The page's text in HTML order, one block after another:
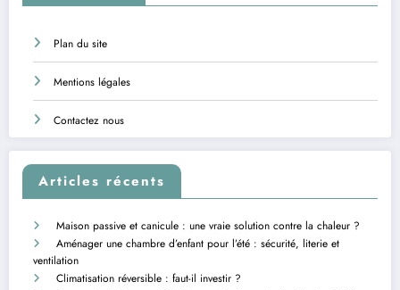
Plan du site
Mentions légales
Contactez nous
Articles récents
Maison passive et canicule : une vraie solution contre la chaleur ?
Aménager une chambre d’enfant pour l’été : sécurité, literie et
ventilation
Climatisation réversible : faut-il investir ?